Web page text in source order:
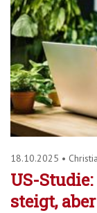
18.10.2025 •
US-
steigt,